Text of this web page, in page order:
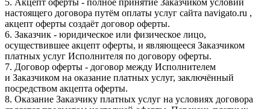
5. Акцепт оферты - полное принятие Заказчиком условий
настоящего договора путём оплаты услуг сайта navigato.ru ,
акцепт оферты создаёт договор оферты.
6. Заказчик - юридическое или физическое лицо,
осуществившее акцепт оферты, и являющееся Заказчиком
платных услуг Исполнителя по договору оферты.
7. Договор оферты - договор между Исполнителем
и Заказчиком на оказание платных услуг, заключённый
посредством акцепта оферты.
8. Оказание Заказчику платных услуг на условиях договора